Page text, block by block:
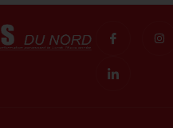
c
o
-
f
n
s
c
o
-
l